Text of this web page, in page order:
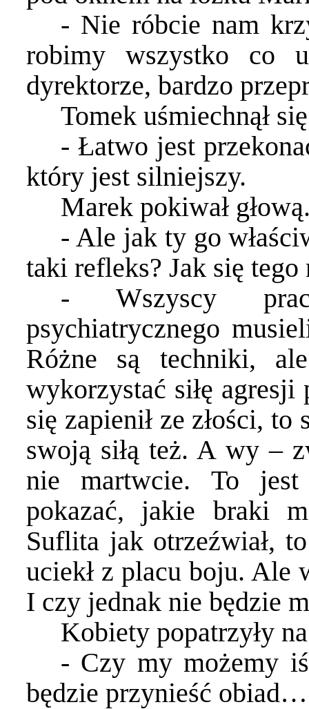
- Nie róbcie nam
robimy wszystko co
dyrektorze, bardzo
Tomek uśmiechnął
- Łatwo jest
który jest silniejszy.
Marek pokiwał
- Ale jak ty go
taki refleks? Jak się tego
- Wszyscy
psychiatrycznego
Różne są techniki,
wykorzystać siłę
się zapienił ze złości, to
swoją siłą też. A wy –
nie martwcie. To
pokazać, jakie braki
Suflita jak otrzeźwiał,
uciekł z placu boju. Ale
I czy jednak nie będzie
Kobiety popatrzyły
- Czy my możemy
będzie przynieść